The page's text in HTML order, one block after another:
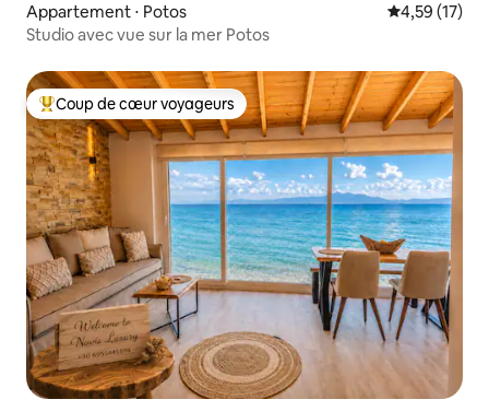
Appartement ⋅ Potos Évaluation
4,59 (17)
Studio avec vue sur la mer Potos
Coups de cœur voyageurs les plus appréciés
Coup de cœur voyageurs